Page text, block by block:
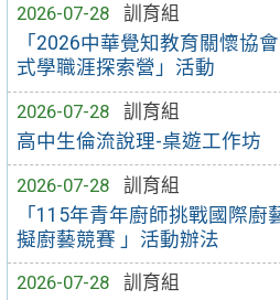
2026-07-28
訓育組
「2026中華覺知教育關懷協
式學職涯探索營」活動
2026-07-28
訓育組
高中生倫流說理-桌遊工作坊
2026-07-28
訓育組
「115年青年廚師挑戰國際
擬廚藝競賽 」活動辦法
2026-07-28
訓育組